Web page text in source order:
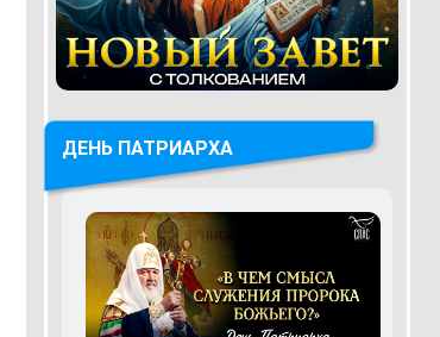
ДЕНЬ ПАТРИАРХА